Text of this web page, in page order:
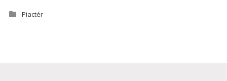
Piactér